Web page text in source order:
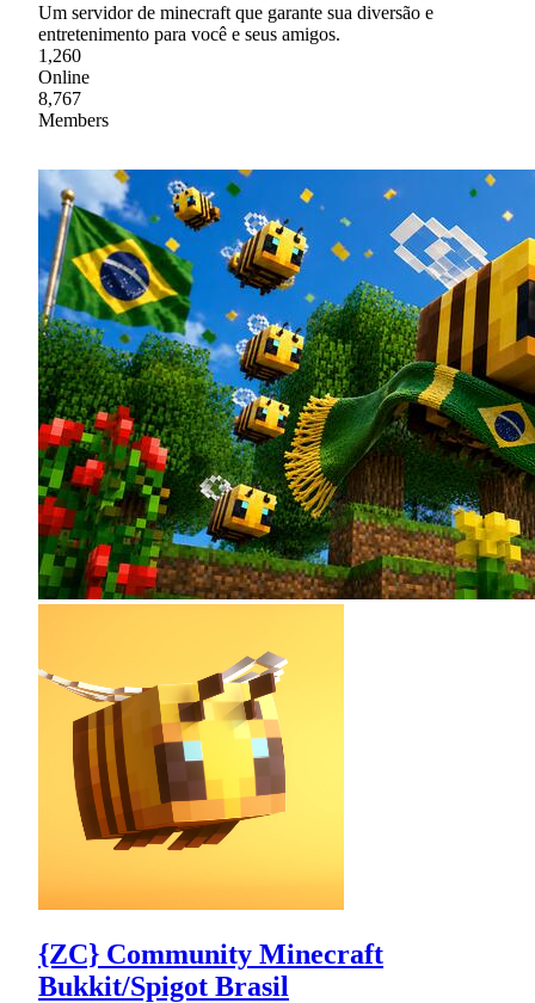
Um servidor de minecraft que garante sua diversão e
entretenimento para você e seus amigos.
1,260
Online
8,767
Members
{ZC} Community Minecraft
Bukkit/Spigot Brasil